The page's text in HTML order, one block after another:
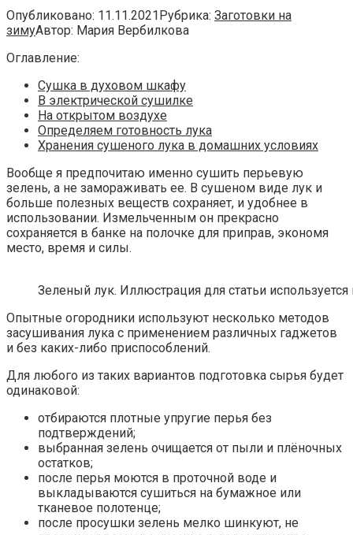
Опубликовано: 11.11.2021Рубрика: Заготовки на
зимуАвтор: Мария Вербилкова
Оглавление:
Сушка в духовом шкафу
В электрической сушилке
На открытом воздухе
Определяем готовность лука
Хранения сушеного лука в домашних условиях
Вообще я предпочитаю именно сушить перьевую
зелень, а не замораживать ее. В сушеном виде лук и
больше полезных веществ сохраняет, и удобнее в
использовании. Измельченным он прекрасно
сохраняется в банке на полочке для приправ, экономя
место, время и силы.
Зеленый лук. Иллюстрация для статьи
Опытные огородники используют несколько методов
засушивания лука с применением различных гаджетов
и без каких-либо приспособлений.
Для любого из таких вариантов подготовка сырья будет
одинаковой:
отбираются плотные упругие перья без
подтверждений;
выбранная зелень очищается от пыли и плёночных
остатков;
после перья моются в проточной воде и
выкладываются сушиться на бумажное или
тканевое полотенце;
после просушки зелень мелко шинкуют, не